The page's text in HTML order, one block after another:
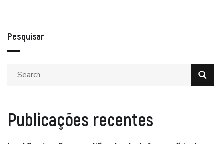
Pesquisar
Publicações recentes